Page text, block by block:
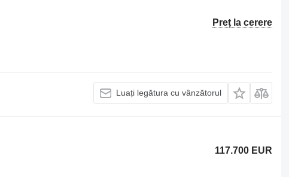
Preț la cerere
Luați legătura cu vânzătorul
117.700 EUR